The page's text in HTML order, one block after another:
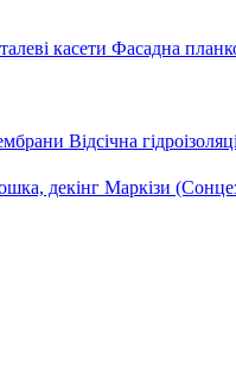
касети Фасадна
Відсічна
декінг Маркізи